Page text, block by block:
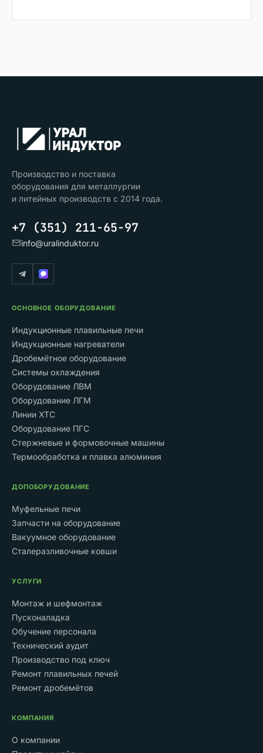
Производство и поставка
оборудования для металлургии
и литейных производств с 2014 года.
+7 (351) 211-65-97
info@uralinduktor.ru
ОСНОВНОЕ ОБОРУДОВАНИЕ
Индукционные плавильные печи
Индукционные нагреватели
Дробемётное оборудование
Системы охлаждения
Оборудование ЛВМ
Оборудование ЛГМ
Линии ХТС
Оборудование ПГС
Стержневые и формовочные машины
Термообработка и плавка алюминия
ДОПОБОРУДОВАНИЕ
Муфельные печи
Запчасти на оборудование
Вакуумное оборудование
Сталеразливочные ковши
УСЛУГИ
Монтаж и шефмонтаж
Пусконаладка
Обучение персонала
Технический аудит
Производство под ключ
Ремонт плавильных печей
Ремонт дробемётов
КОМПАНИЯ
О компании